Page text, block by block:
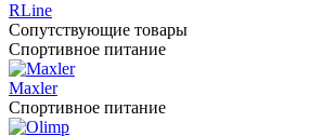
RLine
Сопутствующие товары
Спортивное питание
Maxler
Спортивное питание